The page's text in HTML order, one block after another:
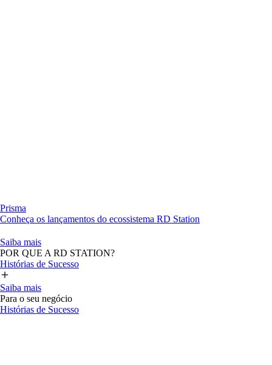
Prisma
Conheça os lançamentos do ecossistema RD Station
Saiba mais
POR QUE A RD STATION?
Histórias de Sucesso
Saiba mais
Para o seu negócio
Histórias de Sucesso